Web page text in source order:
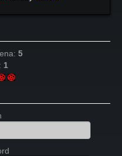
5
1